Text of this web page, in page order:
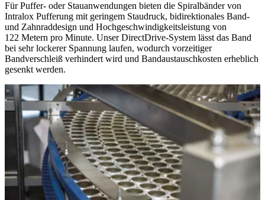
Für Puffer- oder Stauanwendungen bieten die Spiralbänder von
Intralox Pufferung mit geringem Staudruck, bidirektionales Band-
und Zahnraddesign und Hochgeschwindigkeitsleistung von
122 Metern pro Minute. Unser DirectDrive-System lässt das Band
bei sehr lockerer Spannung laufen, wodurch vorzeitiger
Bandverschleiß verhindert wird und Bandaustauschkosten erheblich
gesenkt werden.